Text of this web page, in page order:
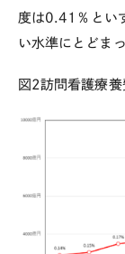
度は0.41 ％とい
い水準にとどま
図 2訪問看護療